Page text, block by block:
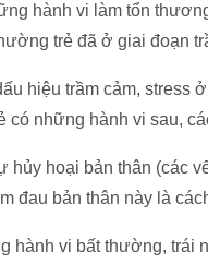
hành vi làm tổn
trẻ đã ở giai đoạn
hiệu trầm cảm, stress
có những hành vi sau,
hủy hoại bản thân (các
đau bản thân này là
hành vi bất thường,